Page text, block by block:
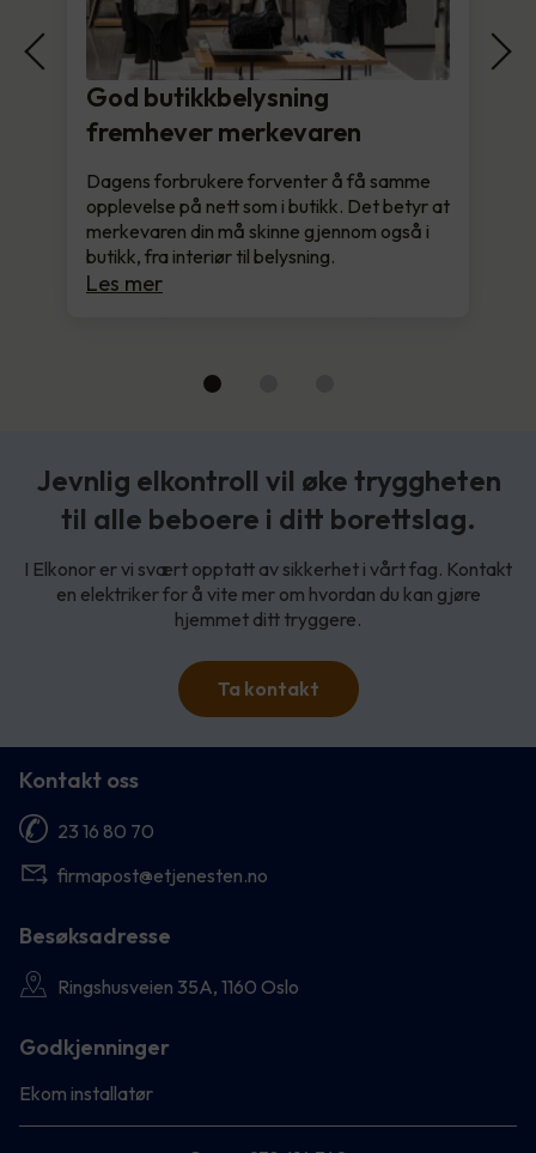
God butikkbelysning
fremhever merkevaren
Dagens forbrukere forventer å få samme
opplevelse på nett som i butikk. Det betyr at
merkevaren din må skinne gjennom også i
butikk, fra interiør til belysning.
Les mer
Jevnlig elkontroll vil øke tryggheten
til alle beboere i ditt borettslag.
I Elkonor er vi svært opptatt av sikkerhet i vårt fag. Kontakt
en elektriker for å vite mer om hvordan du kan gjøre
hjemmet ditt tryggere.
Ta kontakt
Kontakt oss
23 16 80 70
firmapost@etjenesten.no
Besøksadresse
Ringshusveien 35A, 1160 Oslo
Godkjenninger
Ekom installatør